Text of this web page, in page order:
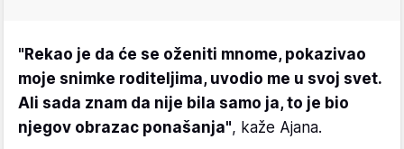
"Rekao je da će se oženiti mnome, pokazivao
moje snimke roditeljima, uvodio me u svoj svet.
Ali sada znam da nije bila samo ja, to je bio
njegov obrazac ponašanja", kaže Ajana.